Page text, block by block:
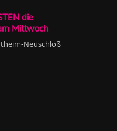
die
Mittwoch
Neuschloß